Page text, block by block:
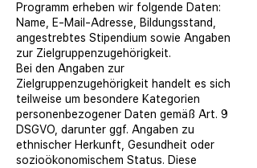
Programm erheben wir folgende Daten:
Name, E-Mail-Adresse, Bildungsstand,
angestrebtes Stipendium sowie Angaben
zur Zielgruppenzugehörigkeit.
Bei den Angaben zur
Zielgruppenzugehörigkeit handelt es sich
teilweise um besondere Kategorien
personenbezogener Daten gemäß Art. 9
DSGVO, darunter ggf. Angaben zu
ethnischer Herkunft, Gesundheit oder
sozioökonomischem Status. Diese